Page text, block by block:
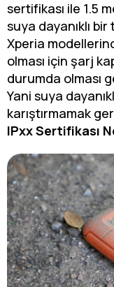
sertifikası ile 1.5
suya dayanıklı
Xperia
olması için şarj
durumda olması
Yani suya
karıştırmamak
IPxx Sertifikası